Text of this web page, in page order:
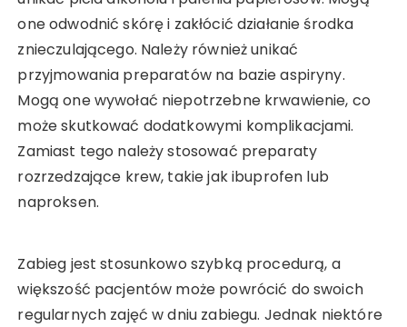
one odwodnić skórę i zakłócić działanie środka
znieczulającego. Należy również unikać
przyjmowania preparatów na bazie aspiryny.
Mogą one wywołać niepotrzebne krwawienie, co
może skutkować dodatkowymi komplikacjami.
Zamiast tego należy stosować preparaty
rozrzedzające krew, takie jak ibuprofen lub
naproksen.
Zabieg jest stosunkowo szybką procedurą, a
większość pacjentów może powrócić do swoich
regularnych zajęć w dniu zabiegu. Jednak niektóre